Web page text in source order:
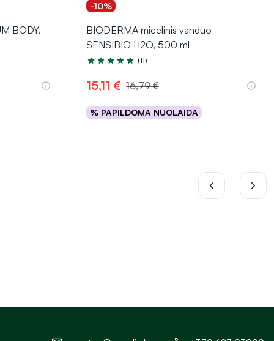
BODY,
-10%
BIODERMA micelinis vanduo
SENSIBIO H2O, 500 ml
Įvertinimas 5.0 iš 5
(11)
15,11 € 16,79 €
% PAPILDOMA NUOLAIDA
Į krepšelį